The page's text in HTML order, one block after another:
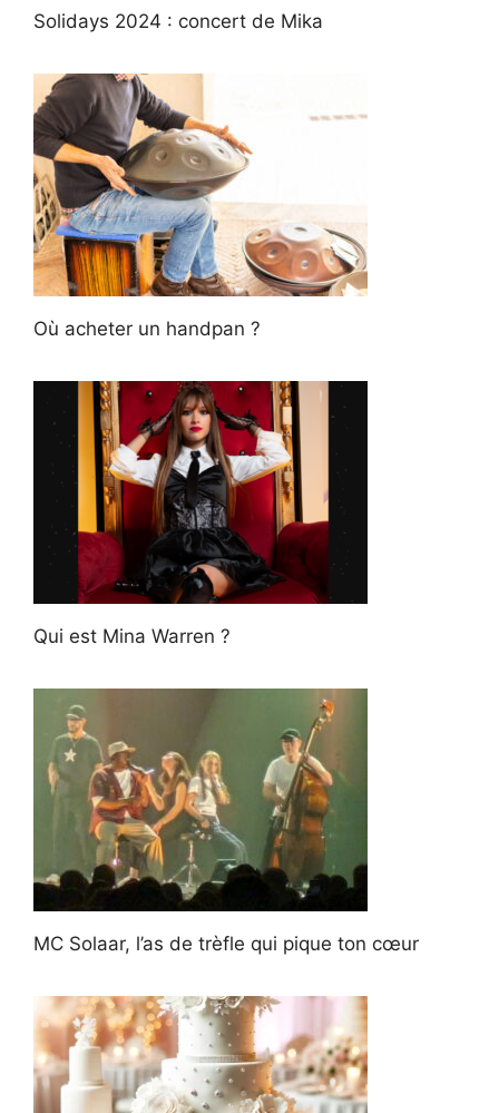
Solidays 2024 : concert de Mika
Où acheter un handpan ?
Qui est Mina Warren ?
MC Solaar, l’as de trèfle qui pique ton cœur